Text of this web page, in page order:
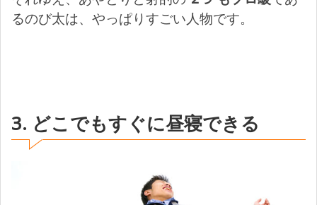
るのび太は、やっぱりすごい人物です。
3. どこでもすぐに昼寝できる